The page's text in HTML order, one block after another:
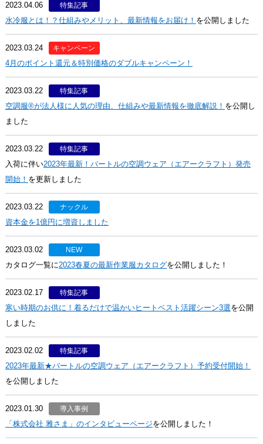
2023.04.06 特集記事
水冷服とは！？仕組みやメリット、最新情報をお届け！ を公開しました
2023.03.24 キャンペーン
4月のポイント還元＆特別価格のダブルキャンペーン！
2023.03.22 特集記事
空調服®が法人様に人気の理由、仕組みや最新情報を徹底解説！ を公開し
ました
2023.03.22 特集記事
入荷に伴い2023年最新！バートルの空調ウェア（エアークラフト）発売
開始！ を更新しました
2023.03.22 ナックル
資本金を1億円に増資しました
2023.03.02 NEW
カタログ一覧に2023春夏の最新作業服カタログを公開しました！
2023.02.17 特集記事
寒い時期のお供に！着るだけで温かいヒートベスト活躍シーン3選を公開
しました
2023.02.02 特集記事
2023年最新★バートルの空調ウェア（エアークラフト）予約受付開始！
を公開しました
2023.01.30 導入事例
「株式会社 雅さま」のインタビューページを公開しました！